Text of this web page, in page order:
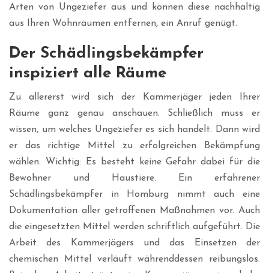
Arten von Ungeziefer aus und können diese nachhaltig
aus Ihren Wohnräumen entfernen, ein Anruf genügt.
Der Schädlingsbekämpfer
inspiziert alle Räume
Zu allererst wird sich der Kammerjäger jeden Ihrer
Räume ganz genau anschauen. Schließlich muss er
wissen, um welches Ungeziefer es sich handelt. Dann wird
er das richtige Mittel zu erfolgreichen Bekämpfung
wählen. Wichtig: Es besteht keine Gefahr dabei für die
Bewohner und Haustiere. Ein erfahrener
Schädlingsbekämpfer in Homburg nimmt auch eine
Dokumentation aller getroffenen Maßnahmen vor. Auch
die eingesetzten Mittel werden schriftlich aufgeführt. Die
Arbeit des Kammerjägers und das Einsetzen der
chemischen Mittel verläuft währenddessen reibungslos.